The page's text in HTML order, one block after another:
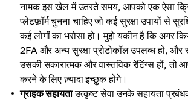
नामक इस खेल में उतरते समय, आपको एक ऐसा
प्लेटफ़ॉर्म चुनना चाहिए जो कई सुरक्षा उपायों से
कई लोगों का भरोसा हो। मुझे यकीन है कि अगर
2FA और अन्य सुरक्षा प्रोटोकॉल उपलब्ध हों, और
उसकी सकारात्मक और वास्तविक रेटिंग्स हों, तो
करने के लिए ज़्यादा इच्छुक होंगे।
ग्राहक सहायताउत्कृष्ट सेवा उनके सहायता प्रबंधकों